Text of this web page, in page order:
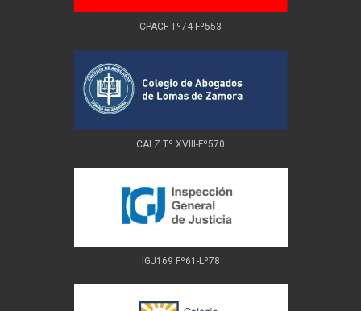
CPACF Tº74-Fº553
CALZ Tº XVIII-Fº570
IGJ169 Fº61-Lº78